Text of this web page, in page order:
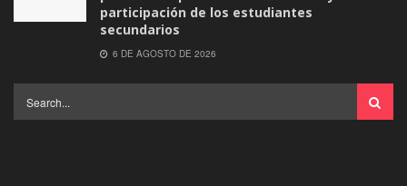
participación de los estudiantes
secundarios
6 DE AGOSTO DE 2026